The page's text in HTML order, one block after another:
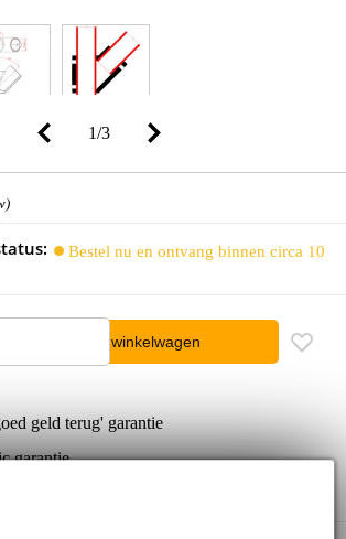
1/3
Bestel nu en ontvang binnen circa 10
In winkelwagen
geld terug' garantie
garantie